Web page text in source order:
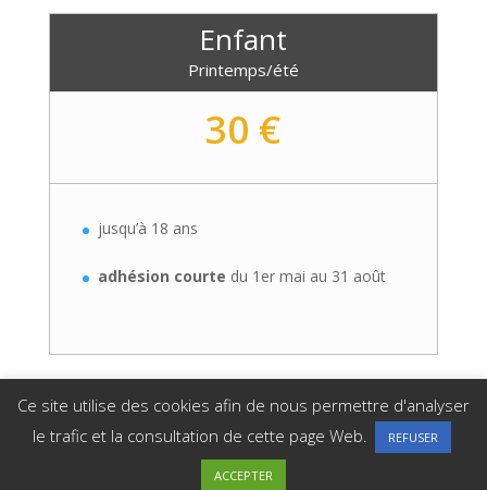
Enfant
Printemps/été
30 €
jusqu’à 18 ans
adhésion courte du 1er mai au 31 août
Mentions légales|
Politique de confidentialité
Ce site utilise des cookies afin de nous permettre d'analyser
le trafic et la consultation de cette page Web.
REFUSER
ACCEPTER